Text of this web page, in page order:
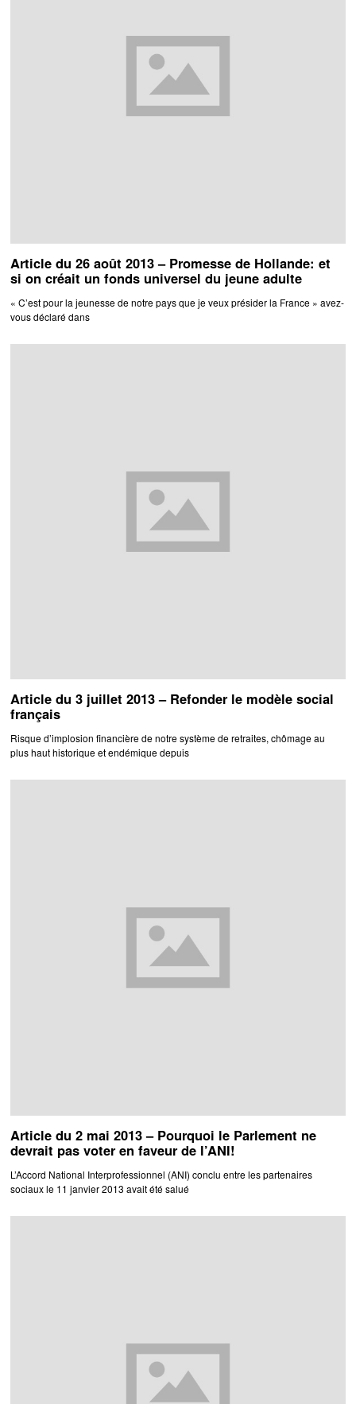
Article du 26 août 2013 – Promesse de Hollande: et
si on créait un fonds universel du jeune adulte
« C’est pour la jeunesse de notre pays que je veux présider la France » avez-
vous déclaré dans
Article du 3 juillet 2013 – Refonder le modèle social
français
Risque d’implosion financière de notre système de retraites, chômage au
plus haut historique et endémique depuis
Article du 2 mai 2013 – Pourquoi le Parlement ne
devrait pas voter en faveur de l’ANI!
L’Accord National Interprofessionnel (ANI) conclu entre les partenaires
sociaux le 11 janvier 2013 avait été salué